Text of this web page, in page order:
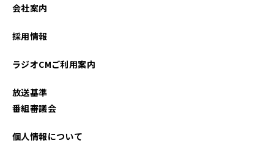
会社案内
採用情報
ラジオCMご利用案内
放送基準
番組審議会
個人情報について